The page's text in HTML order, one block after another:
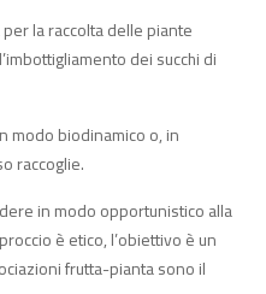
la raccolta delle piante
dei succhi di
modo biodinamico o, in
raccoglie.
in modo opportunistico alla
è etico, l’obiettivo è un
frutta-pianta sono il